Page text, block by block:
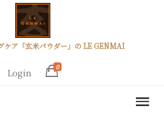
ケア「玄米パウダー」の LE GENMAI
Login
0